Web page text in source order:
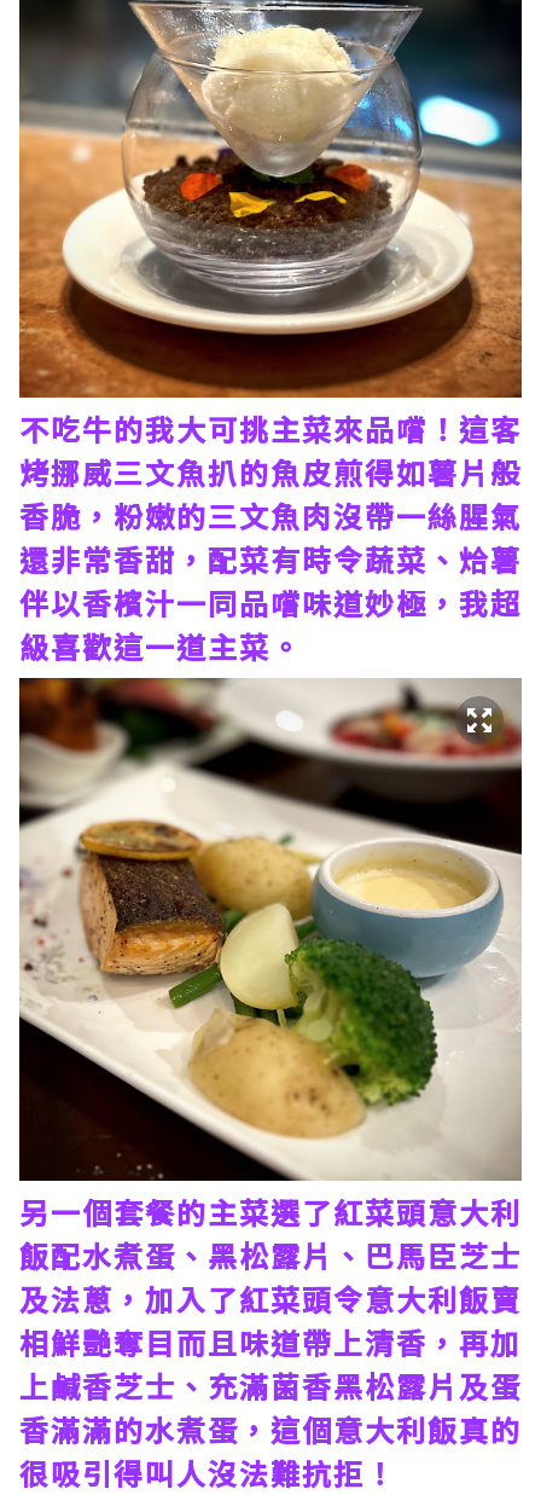
不吃牛的我大可挑主菜來品嚐！這客
烤挪威三文魚扒的魚皮煎得如薯片般
香脆，粉嫩的三文魚肉沒帶一絲腥氣
還非常香甜，配菜有時令蔬菜、烚薯
伴以香檳汁一同品嚐味道妙極，我超
級喜歡這一道主菜。
另一個套餐的主菜選了紅菜頭意大利
飯配水煮蛋、黑松露片、巴馬臣芝士
及法蔥，加入了紅菜頭令意大利飯賣
相鮮艷奪目而且味道帶上清香，再加
上鹹香芝士、充滿菌香黑松露片及蛋
香滿滿的水煮蛋，這個意大利飯真的
很吸引得叫人沒法難抗拒！